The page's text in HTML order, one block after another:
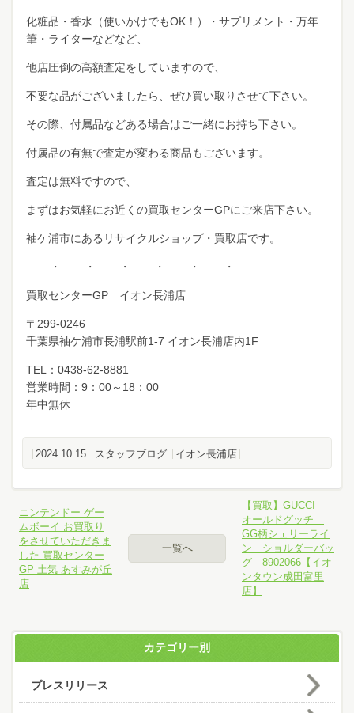
化粧品・香水（使いかけでもOK！）・サプリメント・万年
筆・ライターなどなど、
他店圧倒の高額査定をしていますので、
不要な品がございましたら、ぜひ買い取りさせて下さい。
その際、付属品などある場合はご一緒にお持ち下さい。
付属品の有無で査定が変わる商品もございます。
査定は無料ですので、
まずはお気軽にお近くの買取センターGPにご来店下さい。
袖ケ浦市にあるリサイクルショップ・買取店です。
───・───・───・───・───・───・───
買取センターGP イオン長浦店
〒299-0246
千葉県袖ケ浦市長浦駅前1-7 イオン長浦店内1F
TEL：0438-62-8881
営業時間：9：00～18：00
年中無休
2024.10.15 スタッフブログ イオン長浦店
ニンテンドー ゲー
ムボーイ お買取り
をさせていただきま
した 買取センター
GP 土気 あすみが丘
店
一覧へ
【買取】GUCCI
オールドグッチ
GG柄シェリーライ
ン ショルダーバッ
グ 8902066【イオ
ンタウン成田富里
店】
カテゴリー別
プレスリリース